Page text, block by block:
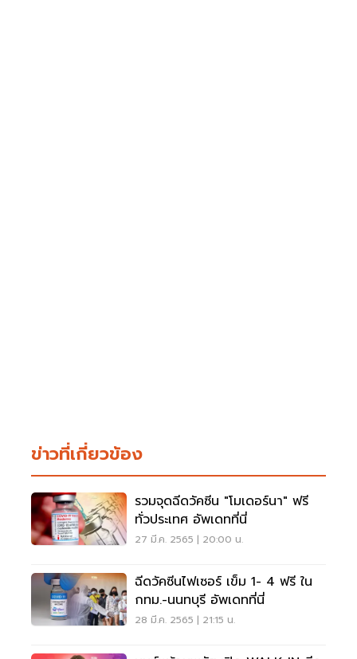
ข่าวที่เกี่ยวข้อง
รวมจุดฉีดวัคซีน "โมเดอร์นา" ฟรี
ทั่วประเทศ อัพเดทที่นี่
27 มี.ค. 2565 | 20:00 น.
ฉีดวัคซีนไฟเซอร์ เข็ม 1- 4 ฟรี ใน
กทม.-นนทบุรี อัพเดทที่นี่
28 มี.ค. 2565 | 21:15 น.